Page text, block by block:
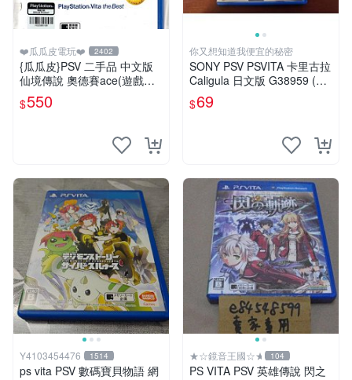
❤️瓜瓜皮電玩❤️ 2402
{瓜瓜皮}PSV 二手品 中文版
仙境傳說 奧德賽ace(遊戲都
有回收)
$550
你又想知道我便宜的秘密
SONY PSV PSVITA 卡里古拉
Caligula 日文版 G38959 (下
標前請先詢問)
$69
Y4103454476 1514
ps vita PSV 數碼寶貝物語 網
★☆鏡音王國☆★ 104
PS VITA PSV 英雄傳說 閃之